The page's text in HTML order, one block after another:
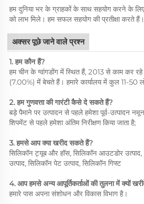
हम दुनिया भर के ग्राहकों के साथ सहयोग करने के
को लाभ मिले। हम सफल सहयोग की प्रतीक्षा करते हैं।
अक्सर पूछे जाने वाले प्रश्न
1. हम कौन हैं?
हम चीन के ग्वांगडोंग में स्थित हैं, 2013 से काम कर रहे
(7.00%) में बेचते हैं। हमारे कार्यालय में कुल 11-50
2. हम गुणवत्ता की गारंटी कैसे दे सकते हैं?
बड़े पैमाने पर उत्पादन से पहले हमेशा पूर्व-उत्पादन
शिपमेंट से पहले हमेशा अंतिम निरीक्षण किया जाता है;
3. हमसे आप क्या खरीद सकते हैं?
सिलिकॉन ट्यूब और हॉस, सिलिकॉन आउटडोर उत्पाद,
उत्पाद, सिलिकॉन पेट उत्पाद, सिलिकॉन गिफ्ट
4. आप हमसे अन्य आपूर्तिकर्ताओं की तुलना में क्यों
हमारे पास अपना संशोधन और विकास विभाग है।